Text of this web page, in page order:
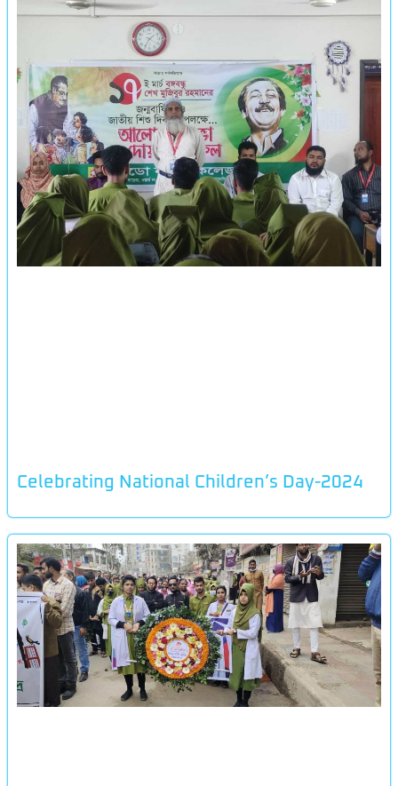
Celebrating National Children’s Day-2024